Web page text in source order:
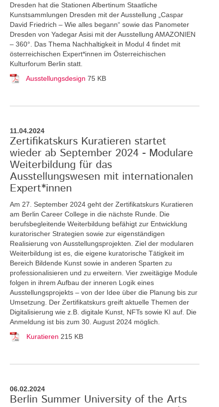
Dresden hat die Stationen Albertinum Staatliche
Kunstsammlungen Dresden mit der Ausstellung „Caspar
David Friedrich – Wie alles begann“ sowie das Panometer
Dresden von Yadegar Asisi mit der Ausstellung AMAZONIEN
– 360°. Das Thema Nachhaltigkeit in Modul 4 findet mit
österreichischen Expert*innen im Österreichischen
Kulturforum Berlin statt.
Ausstellungsdesign 75 KB
11.04.2024
Zertifikatskurs Kuratieren startet
wieder ab September 2024 - Modulare
Weiterbildung für das
Ausstellungswesen mit internationalen
Expert*innen
Am 27. September 2024 geht der Zertifikatskurs Kuratieren
am Berlin Career College in die nächste Runde. Die
berufsbegleitende Weiterbildung befähigt zur Entwicklung
kuratorischer Strategien sowie zur eigenständigen
Realisierung von Ausstellungsprojekten. Ziel der modularen
Weiterbildung ist es, die eigene kuratorische Tätigkeit im
Bereich Bildende Kunst sowie in anderen Sparten zu
professionalisieren und zu erweitern. Vier zweitägige Module
folgen in ihrem Aufbau der inneren Logik eines
Ausstellungsprojekts – von der Idee über die Planung bis zur
Umsetzung. Der Zertifikatskurs greift aktuelle Themen der
Digitalisierung wie z.B. digitale Kunst, NFTs sowie KI auf. Die
Anmeldung ist bis zum 30. August 2024 möglich.
Kuratieren 215 KB
06.02.2024
Berlin Summer University of the Arts